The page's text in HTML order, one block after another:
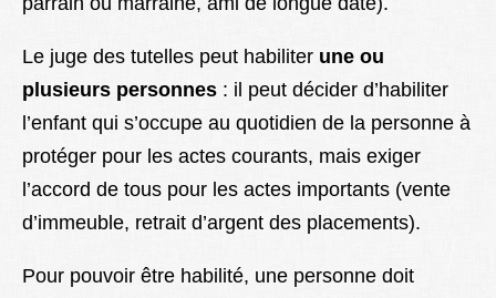
Le juge des tutelles peut habiliter une ou
plusieurs personnes : il peut décider d’habiliter
l’enfant qui s’occupe au quotidien de la personne à
protéger pour les actes courants, mais exiger
l’accord de tous pour les actes importants (vente
d’immeuble, retrait d’argent des placements).
Pour pouvoir être habilité, une personne doit